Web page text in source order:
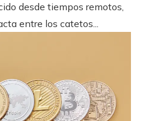
desde tiempos remotos,
entre los catetos...